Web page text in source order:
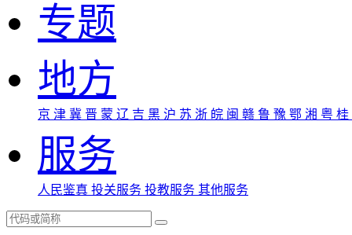
专题
地方
京 津 冀 晋 蒙 辽 吉 黑 沪 苏 浙 皖 闽 赣 鲁 豫 鄂 湘 粤 桂
服务
人民鉴真 投关服务 投教服务 其他服务